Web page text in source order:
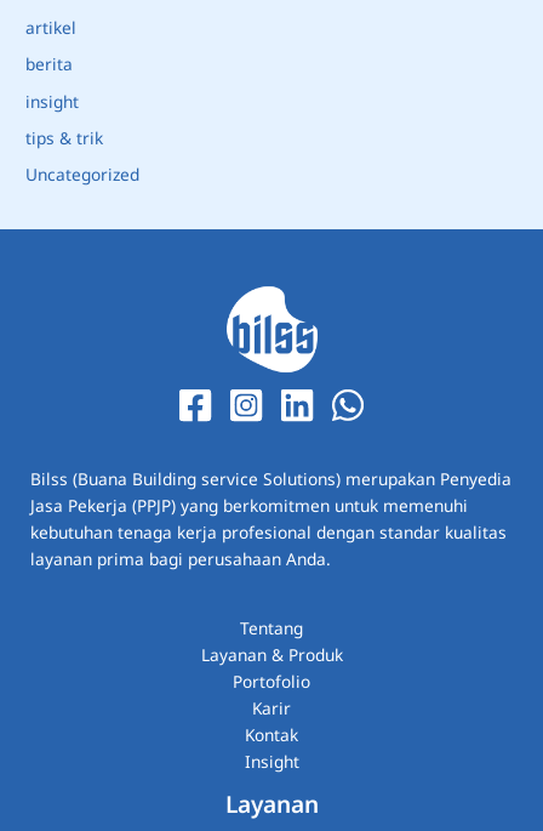
artikel
berita
insight
tips & trik
Uncategorized
Bilss (Buana Building service Solutions) merupakan Penyedia
Jasa Pekerja (PPJP) yang berkomitmen untuk memenuhi
kebutuhan tenaga kerja profesional dengan standar kualitas
layanan prima bagi perusahaan Anda.
Tentang
Layanan & Produk
Portofolio
Karir
Kontak
Insight
Layanan